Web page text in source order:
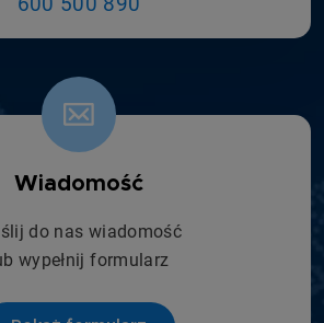
Wiadomość
do nas wiadomość
wypełnij formularz